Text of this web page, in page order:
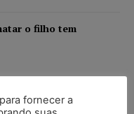
o filho tem
compra de veículos
e autistas de todos os
fornecer a